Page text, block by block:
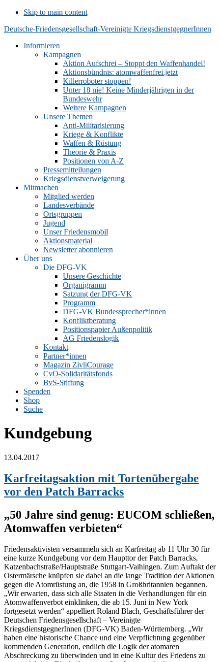
Skip to main content
Deutsche-Friedensgesellschaft-Vereinigte KriegsdienstgegnerInnen
Informieren
Kampagnen
Aktion Aufschrei – Stoppt den Waffenhandel!
Aktionsbündnis: atomwaffenfrei.jetzt
Killerroboter stoppen!
Unter 18 nie! Keine Minderjährigen in der
Bundeswehr
Weitere Kampagnen
Unsere Themen
Anti-Militarisierung
Kriege & Konflikte
Waffen & Rüstung
Theorie & Praxis
Positionen von A-Z
Pressemitteilungen
Kriegsdienstverweigerung
Mitmachen
Mitglied werden
Landesverbände
Ortsgruppen
Jugend
Unser Friedensmobil
Aktionsmaterial
Newsletter abonnieren
Über uns
Die DFG-VK
Unsere Geschichte
Organigramm
Satzung der DFG-VK
Programm
DFG-VK Bundessprecher*innen
Konfliktberatung
Positionspapier Außenpolitik
AG Friedenslogik
Kontakt
Partner*innen
Magazin ZivliCourage
CvO-Solidaritätsfonds
BvS-Stiftung
Spenden
Shop
Suche
Kundgebung
13.04.2017
Karfreitagsaktion mit Tortenübergabe
vor den Patch Barracks
„50 Jahre sind genug: EUCOM schließen,
Atomwaffen verbieten“
Friedensaktivisten versammeln sich an Karfreitag ab 11 Uhr 30 für
eine kurze Kundgebung vor dem Haupttor der Patch Barracks,
Katzenbachstraße/Hauptstraße Stuttgart-Vaihingen. Zum Auftakt der
Ostermärsche knüpfen sie dabei an die lange Tradition der Aktionen
gegen die Atomrüstung an, die 1958 in Großbritannien begannen.
„Wir erwarten, dass sich alle Staaten in die Verhandlungen für ein
Atomwaffenverbot einklinken, die ab 15. Juni in New York
fortgesetzt werden“ appelliert Roland Blach, Geschäftsführer der
Deutschen Friedensgesellschaft – Vereinigte
KriegsdienstgegnerInnen (DFG-VK) Baden-Württemberg. „Wir
haben eine historische Chance und eine Verpflichtung gegenüber
kommenden Generation, endlich die Logik der atomaren
Abschreckung zu überwinden und in eine Kultur des Friedens zu